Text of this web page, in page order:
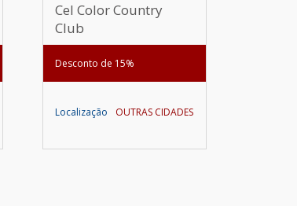
Cel Color Country
Club
Desconto de 15%
Localização OUTRAS CIDADES